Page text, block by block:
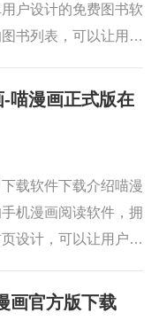
户设计的免费图书软
书列表，可以让用户
历史等各个领域的小
喵漫画正式版在
载软件下载介绍喵漫
机漫画阅读软件，拥
设计，可以让用户及
读，随时随地在线阅
画官方版下载